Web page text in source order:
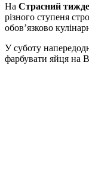
На Страсний
різного ступеня
обов’язково
У суботу
фарбувати яйця на